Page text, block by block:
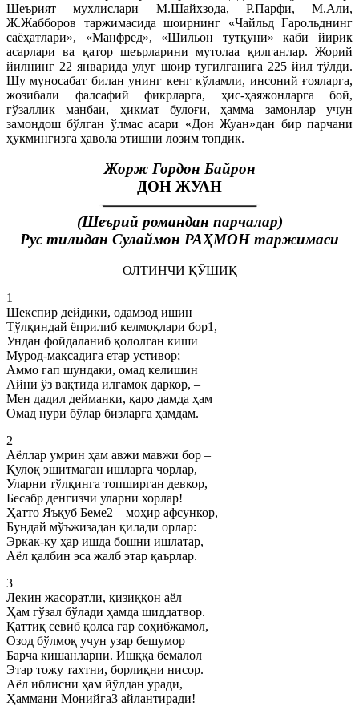
Шеърият мухлислари М.Шайхзода, Р.Парфи, М.Али,
Ж.Жабборов таржимасида шоирнинг «Чайльд Гарольднинг
саёҳатлари», «Манфред», «Шильон тутқуни» каби йирик
асарлари ва қатор шеърларини мутолаа қилганлар. Жорий
йилнинг 22 январида улуғ шоир туғилганига 225 йил тўлди.
Шу муносабат билан унинг кенг кўламли, инсоний ғояларга,
жозибали фалсафий фикрларга, ҳис-ҳаяжонларга бой,
гўзаллик манбаи, ҳикмат булоғи, ҳамма замонлар учун
замондош бўлган ўлмас асари «Дон Жуан»дан бир парчани
ҳукмингизга ҳавола этишни лозим топдик.
Жорж Гордон Байрон
ДОН ЖУАН
(Шеърий романдан парчалар)
Рус тилидан Сулаймон РАҲМОН таржимаси
ОЛТИНЧИ ҚЎШИҚ
1
Шекспир дейдики, одамзод ишин
Тўлқиндай ёприлиб келмоқлари бор1,
Ундан фойдаланиб қололган киши
Мурод-мақсадига етар устивор;
Аммо гап шундаки, омад келишин
Айни ўз вақтида илғамоқ даркор, –
Мен дадил дейманки, қаро дамда ҳам
Омад нури бўлар бизларга ҳамдам.
2
Аёллар умрин ҳам авжи мавжи бор –
Қулоқ эшитмаган ишларга чорлар,
Уларни тўлқинга топширган девкор,
Бесабр денгизчи уларни хорлар!
Ҳатто Яъқуб Беме2 – моҳир афсункор,
Бундай мўъжизадан қилади орлар:
Эркак-ку ҳар ишда бошни ишлатар,
Аёл қалбин эса жалб этар қаърлар.
3
Лекин жасоратли, қизиққон аёл
Ҳам гўзал бўлади ҳамда шиддатвор.
Қаттиқ севиб қолса гар соҳибжамол,
Озод бўлмоқ учун узар бешумор
Барча кишанларни. Ишққа бемалол
Этар тожу тахтни, борлиқни нисор.
Аёл иблисни ҳам йўлдан уради,
Ҳаммани Монийга3 айлантиради!